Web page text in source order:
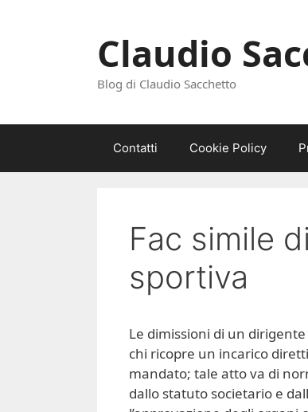
Claudio
Blog di Claudio Sacchetto
Contatti Cookie Policy
Fac simile
sportiva​​
Le dimissioni di un
chi ricopre un incarico
mandato; tale atto va di
dallo statuto societario e